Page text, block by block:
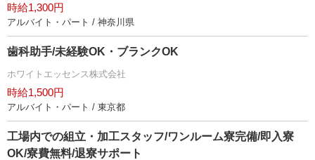
時給1,300円
アルバイト・パート / 神奈川県
歯科助手/未経験OK・ブランクOK
ホワイトエッセンス株式会社
時給1,500円
アルバイト・パート / 東京都
工場内での組立・加工スタッフ/ワンルーム寮完備/即入寮
OK/寮費無料/退寮サポート